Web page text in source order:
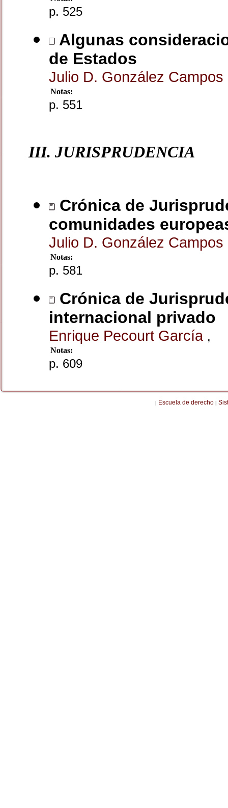
p. 525
Algunas
de Estados
Julio D. González Campos
Notas:
p. 551
III. JURISPRUDENCIA
Crónica de
comunidades
Julio D. González Campos
Notas:
p. 581
Crónica de
internacional privado
Enrique Pecourt García ,
Notas:
p. 609
| Escuela de derecho |